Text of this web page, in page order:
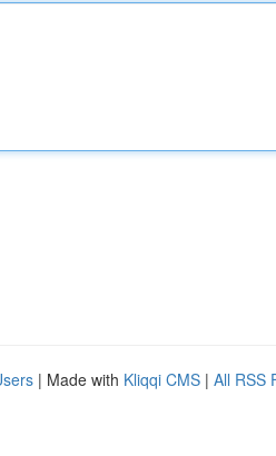
| Made with Kliqqi CMS | All RSS